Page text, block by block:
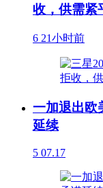
收，供需紧
6 21小时前
一加退出欧
延续
5 07.17